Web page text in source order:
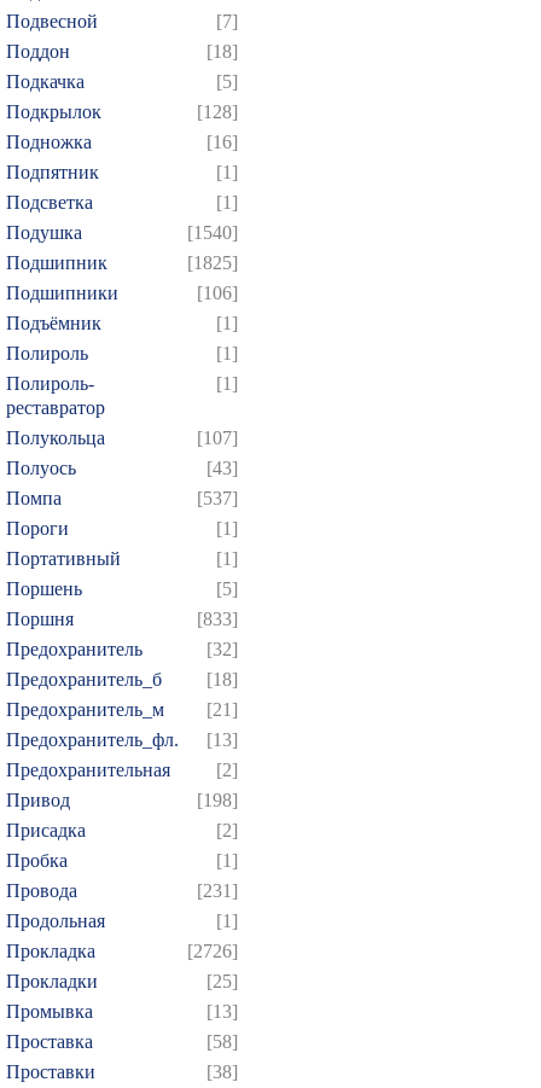
Подвесной
[7]
Поддон
[18]
Подкачка
[5]
Подкрылок
[128]
Подножка
[16]
Подпятник
[1]
Подсветка
[1]
Подушка
[1540]
Подшипник
[1825]
Подшипники
[106]
Подъёмник
[1]
Полироль
[1]
Полироль-
реставратор
[1]
Полукольца
[107]
Полуось
[43]
Помпа
[537]
Пороги
[1]
Портативный
[1]
Поршень
[5]
Поршня
[833]
Предохранитель
[32]
Предохранитель_б
[18]
Предохранитель_м
[21]
Предохранитель_фл.
[13]
Предохранительная
[2]
Привод
[198]
Присадка
[2]
Пробка
[1]
Провода
[231]
Продольная
[1]
Прокладка
[2726]
Прокладки
[25]
Промывка
[13]
Проставка
[58]
Проставки
[38]